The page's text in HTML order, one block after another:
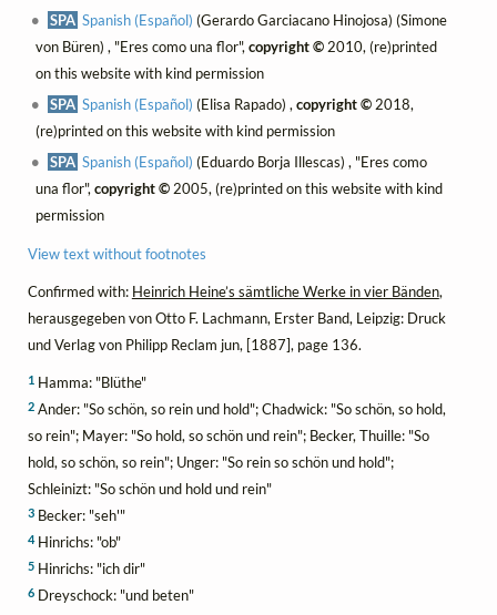
SPA Spanish (Español) (Gerardo Garciacano Hinojosa) (Simone
von Büren) , "Eres como una flor",copyright ©2010, (re)printed
on this website with kind permission
SPA Spanish (Español) (Elisa Rapado) ,copyright ©2018,
(re)printed on this website with kind permission
SPA Spanish (Español) (Eduardo Borja Illescas) , "Eres como
una flor",copyright ©2005, (re)printed on this website with kind
permission
View text without footnotes
Confirmed with: Heinrich Heine’s sämtliche Werke in vier Bänden,
herausgegeben von Otto F. Lachmann, Erster Band, Leipzig: Druck
und Verlag von Philipp Reclam jun, [1887], page 136.
1Hamma: "Blüthe"
2Ander: "So schön, so rein und hold"; Chadwick: "So schön, so hold,
so rein"; Mayer: "So hold, so schön und rein"; Becker, Thuille: "So
hold, so schön, so rein"; Unger: "So rein so schön und hold";
Schleinizt: "So schön und hold und rein"
3Becker: "seh'"
4Hinrichs: "ob"
5Hinrichs: "ich dir"
6Dreyschock: "und beten"